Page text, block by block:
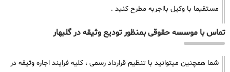
مستقیما با وکیل بااجربه مطرح کنید .
تماس با موسسه حقوقی بمنظور تودیع وثیقه در گلبهار
شما همچنین میتوانید با تنظیم قرارداد رسمی ، کلیه فرایند اجاره وثیقه در